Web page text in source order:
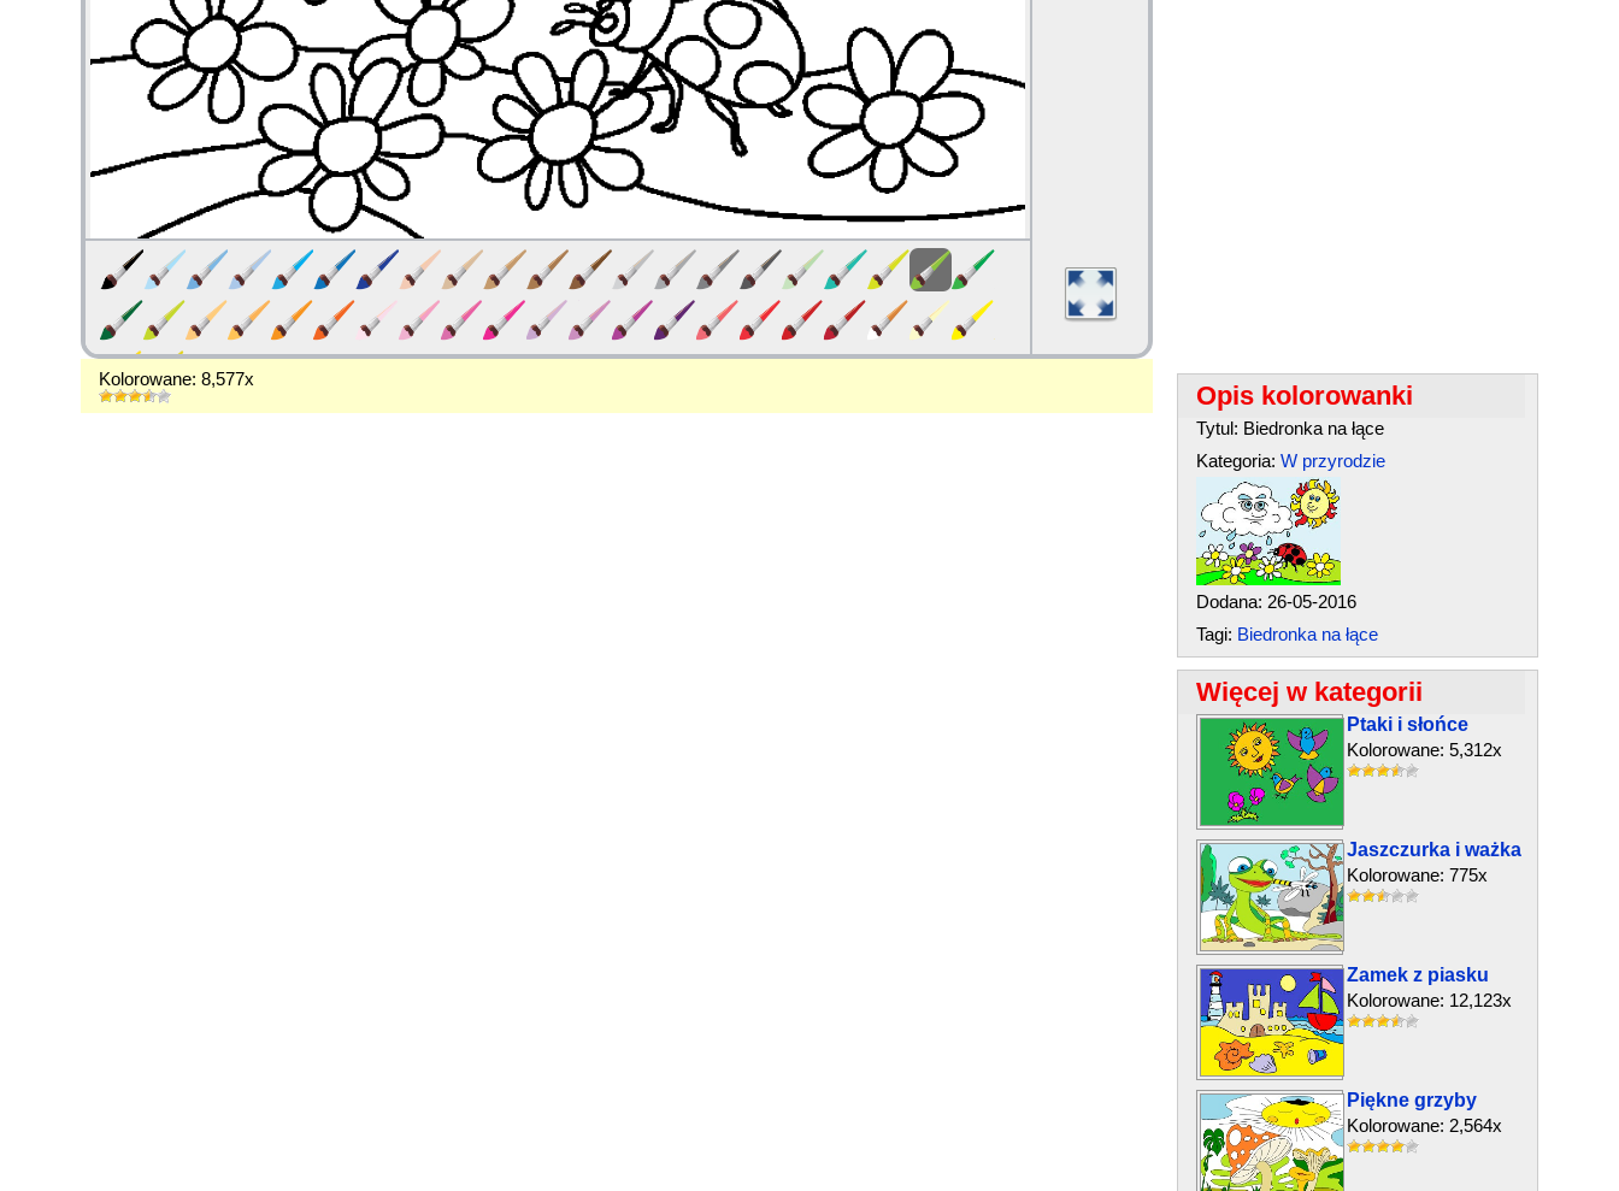
Kolorowane: 8,577x
Opis kolorowanki
Tytul: Biedronka na łące
Kategoria: W przyrodzie
Dodana: 26-05-2016
Tagi: Biedronka na łące
Więcej w kategorii
Ptaki i słońce
Kolorowane: 5,312x
Jaszczurka i ważka
Kolorowane: 775x
Zamek z piasku
Kolorowane: 12,123x
Piękne grzyby
Kolorowane: 2,564x